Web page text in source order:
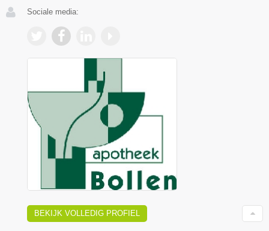
Sociale media:
BEKIJK VOLLEDIG PROFIEL